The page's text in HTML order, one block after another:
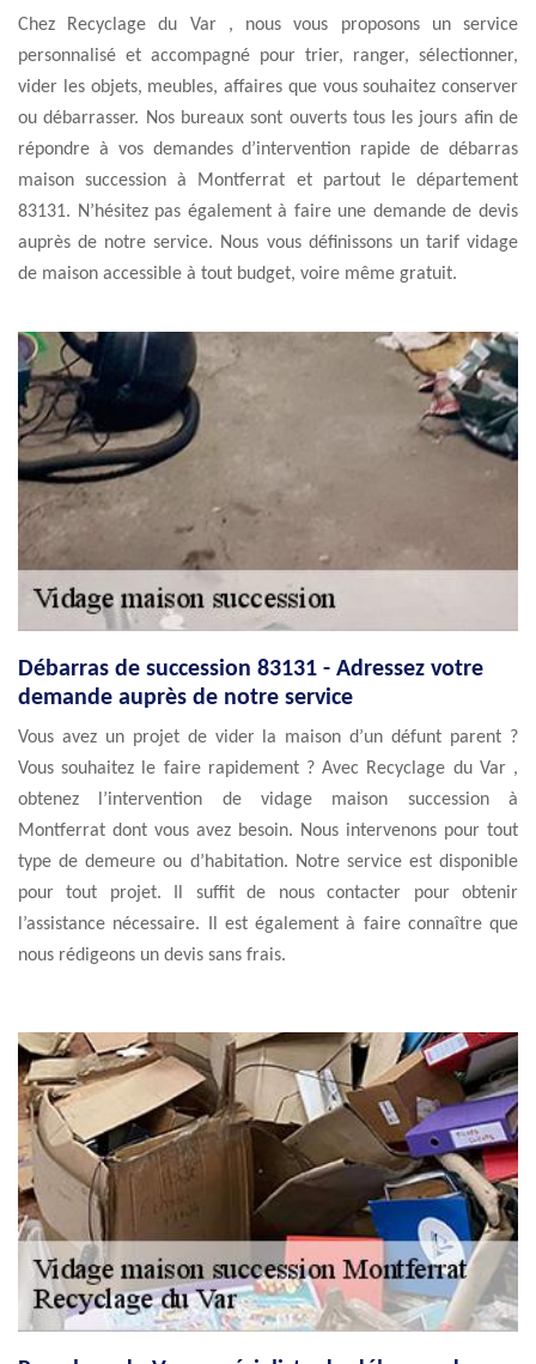
Chez Recyclage du Var , nous vous proposons un service
personnalisé et accompagné pour trier, ranger, sélectionner,
vider les objets, meubles, affaires que vous souhaitez conserver
ou débarrasser. Nos bureaux sont ouverts tous les jours afin de
répondre à vos demandes d’intervention rapide de débarras
maison succession à Montferrat et partout le département
83131. N’hésitez pas également à faire une demande de devis
auprès de notre service. Nous vous définissons un tarif vidage
de maison accessible à tout budget, voire même gratuit.
Débarras de succession 83131 - Adressez votre
demande auprès de notre service
Vous avez un projet de vider la maison d’un défunt parent ?
Vous souhaitez le faire rapidement ? Avec Recyclage du Var ,
obtenez l’intervention de vidage maison succession à
Montferrat dont vous avez besoin. Nous intervenons pour tout
type de demeure ou d’habitation. Notre service est disponible
pour tout projet. Il suffit de nous contacter pour obtenir
l’assistance nécessaire. Il est également à faire connaître que
nous rédigeons un devis sans frais.